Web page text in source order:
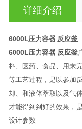
详细介绍
6000L压力容器 反应釜
6000L压力容器 反应釜
料、医药、食品、用来
等工艺过程，是以参加
却、和液体萃取以及气
才能得到到好的效果，
设计参数